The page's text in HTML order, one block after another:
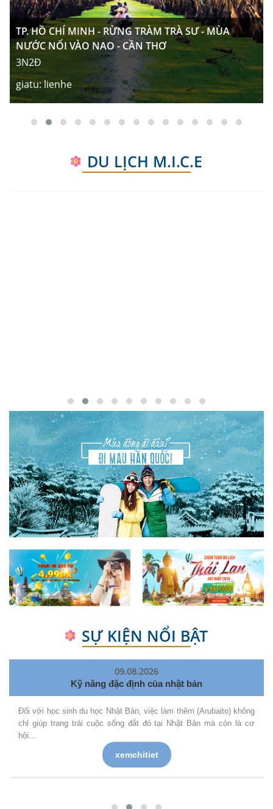
TP. HỒ CHÍ MINH - RỪNG TRÀM TRÀ SƯ - MÙA
NƯỚC NỔI VÀO NAO - CẦN THƠ
3N2Đ
giatu:lienhe
noikhoihanh:Hồ Chí Minh
DU LỊCH M.I.C.E
TP. HỒ CHÍ MINH - QUẢNG BÌNH - HÀ TĨNH - NGHỆ
SỰ KIỆN NỔI BẬT
09.08.2026
Kỹ năng đặc định của nhật bản
Đối với học sinh du học Nhật Bản, việc làm thêm (Arubaito) không
chỉ giúp trang trải cuộc sống đắt đỏ tại Nhật Bản mà còn là cơ
hội...
xemchitiet